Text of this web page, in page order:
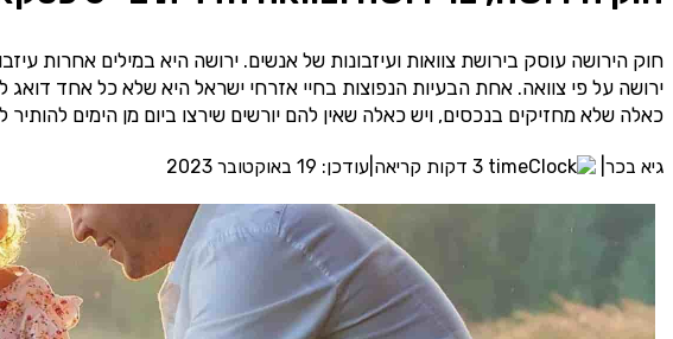
חוק הירושה עוסק בירושת צוואות ועיזבונות של אנשים. ירושה היא במילים אחרות
ירושה על פי צוואה. אחת הבעיות הנפוצות בחיי אזרחי ישראל היא שלא כל אחד
כאלה שלא מחזיקים בנכסים, ויש כאלה שאין להם יורשים שירצו ביום מן הימים
גיא בכר עודכן: 19 באוקטובר 2023